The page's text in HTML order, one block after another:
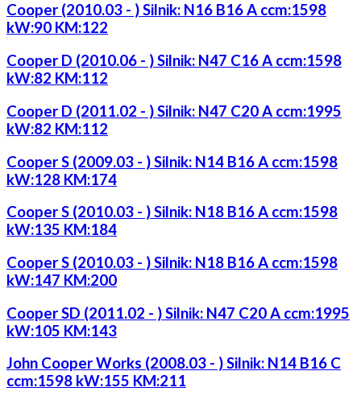
Cooper (2010.03 - ) Silnik: N16 B16 A ccm:1598
kW:90 KM:122
Cooper D (2010.06 - ) Silnik: N47 C16 A ccm:1598
kW:82 KM:112
Cooper D (2011.02 - ) Silnik: N47 C20 A ccm:1995
kW:82 KM:112
Cooper S (2009.03 - ) Silnik: N14 B16 A ccm:1598
kW:128 KM:174
Cooper S (2010.03 - ) Silnik: N18 B16 A ccm:1598
kW:135 KM:184
Cooper S (2010.03 - ) Silnik: N18 B16 A ccm:1598
kW:147 KM:200
Cooper SD (2011.02 - ) Silnik: N47 C20 A ccm:1995
kW:105 KM:143
John Cooper Works (2008.03 - ) Silnik: N14 B16 C
ccm:1598 kW:155 KM:211